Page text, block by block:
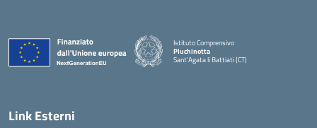
Istituto Comprensivo
Pluchinotta
Sant'Agata li Battiati (CT)
— Visita la pagina iniziale della scuola
Link Esterni